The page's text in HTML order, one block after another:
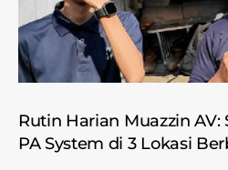
Rutin Harian Muazzin AV:
PA System di 3 Lokasi